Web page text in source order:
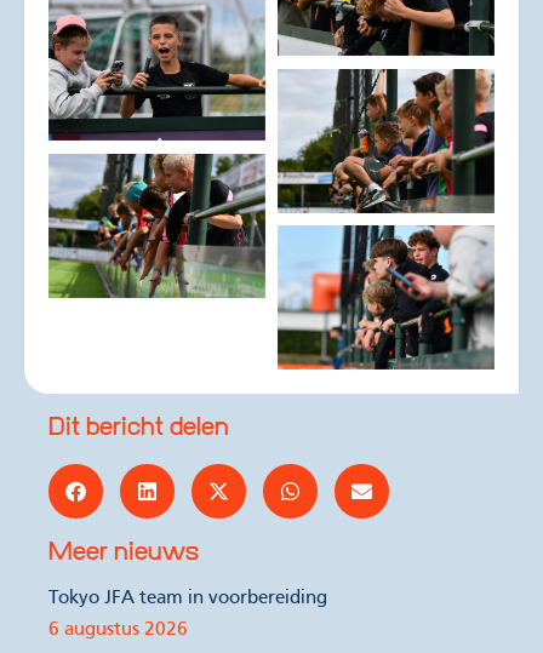
Dit bericht delen
Meer nieuws
Tokyo JFA team in voorbereiding
6 augustus 2026